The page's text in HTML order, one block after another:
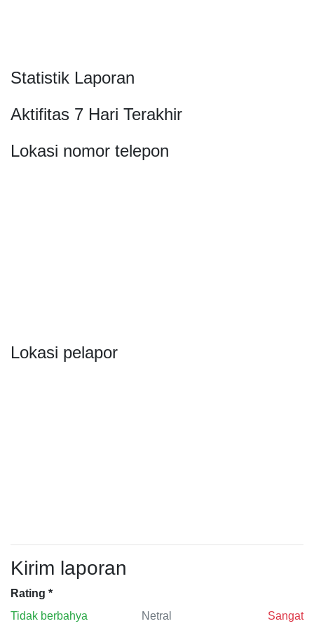
Statistik Laporan
Aktifitas 7 Hari Terakhir
Lokasi nomor telepon
Lokasi pelapor
Kirim laporan
Rating *
Tidak berbahya
Netral
Sangat